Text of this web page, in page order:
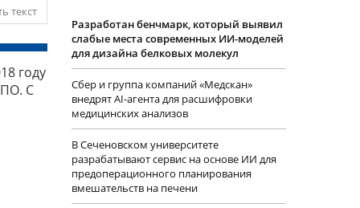
текст
году
ПО. С
Разработан бенчмарк, который выявил
слабые места современных ИИ-моделей
для дизайна белковых молекул
Сбер и группа компаний «Медскан»
внедрят AI-агента для расшифровки
медицинских анализов
В Сеченовском университете
разрабатывают сервис на основе ИИ для
предоперационного планирования
вмешательств на печени